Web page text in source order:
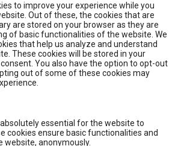
to improve your experience while you
Out of these, the cookies that are
are stored on your browser as they are
of basic functionalities of the website. We
that help us analyze and understand
These cookies will be stored in your
You also have the option to opt-out
out of some of these cookies may
essential for the website to
cookies ensure basic functionalities and
anonymously.